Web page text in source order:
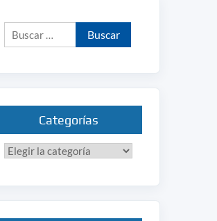
Buscar:
Categorías
Categorías